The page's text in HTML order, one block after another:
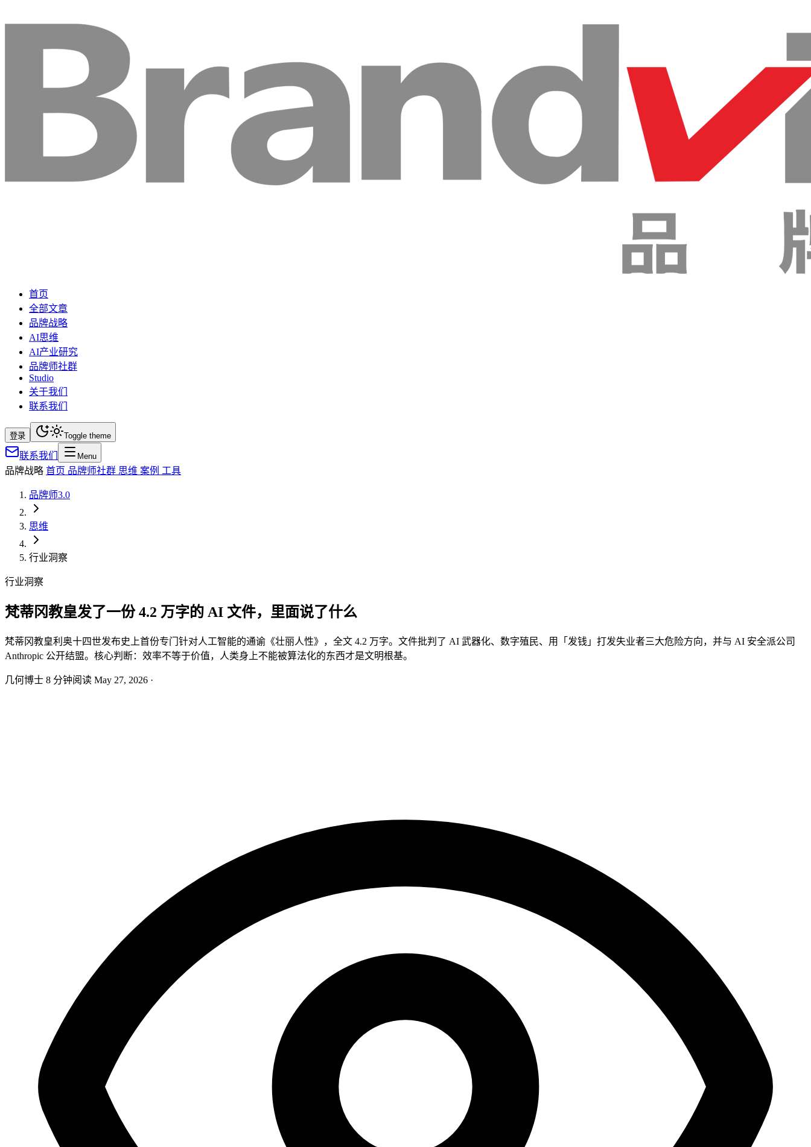
首页
全部文章
品牌战略
AI思维
AI产业研究
品牌师社群
Studio
关于我们
联系我们
登录 Toggle theme
联系我们 Menu
品牌战略 首页 品牌师社群 思维 案例 工具
品牌师3.0
思维
行业洞察
行业洞察
梵蒂冈教皇发了一份 4.2 万字的 AI 文件，里面说了什么
梵蒂冈教皇利奥十四世发布史上首份专门针对人工智能的通谕《壮丽人性》，全文 4.2 万字。文件批判了 AI 武器化、数字殖民、用「发钱」打发失业者三大危险方向，并与 AI 安全派公司
Anthropic 公开结盟。核心判断：效率不等于价值，人类身上不能被算法化的东西才是文明根基。
几何博士 8 分钟阅读 May 27, 2026 ·